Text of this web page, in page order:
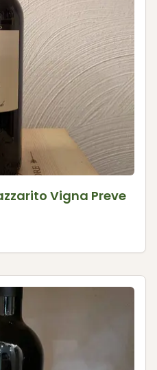
Vigna Preve